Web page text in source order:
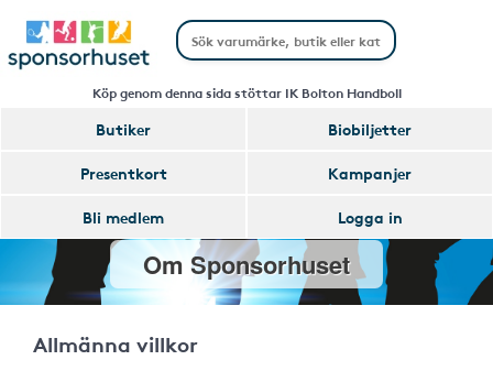
Köp genom denna sida stöttar IK Bolton Handboll
Butiker
Biobiljetter
Presentkort
Kampanjer
Bli medlem
Logga in
Om Sponsorhuset
Allmänna villkor